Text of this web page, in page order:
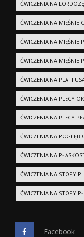
ĆWICZENIA NA LORDOZĘ
ĆWICZENIA NA MIĘŚNIE
ĆWICZENIA NA MIĘŚNIE
ĆWICZENIA NA MIĘŚNIE
ĆWICZENIA NA
ĆWICZENIA NA PLECY
ĆWICZENIA NA PLECY
ĆWICZENIA NA
ĆWICZENIA NA
ĆWICZENIA NA STOPY
ĆWICZENIA NA STOPY
Facebook